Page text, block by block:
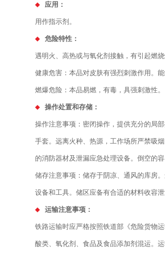
应用：
用作指示剂。
危险特性：
遇明火、高热或与氧化剂接触，有引起燃
健康危害：本品对皮肤有强烈刺激作用。
燃爆危险：本品易燃，有毒，具强刺激性。
操作处置和存储：
操作注意事项：密闭操作，提供充分的局
手套。远离火种、热源，工作场所严禁吸
的消防器材及泄漏应急处理设备。倒空的容
储存注意事项：储存于阴凉、通风的库房
设备和工具。储区应备有合适的材料收容泄
运输注意事项：
铁路运输时应严格按照铁道部《危险货物
酸类、氧化剂、食品及食品添加剂混运。